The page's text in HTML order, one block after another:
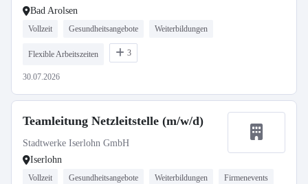
Bad Arolsen
Vollzeit Gesundheitsangebote Weiterbildungen
Flexible Arbeitszeiten 3
30.07.2026
Teamleitung Netzleitstelle (m/w/d)
Stadtwerke Iserlohn GmbH
Iserlohn
Vollzeit Gesundheitsangebote Weiterbildungen Firmenevents